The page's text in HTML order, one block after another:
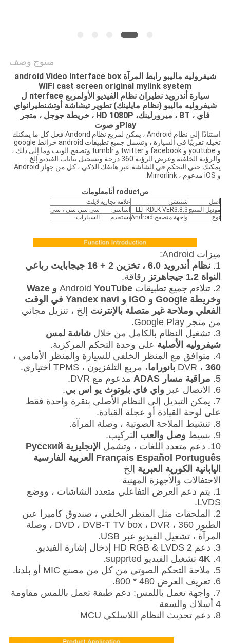
منتوج وصف
شيفروليه ماليبو رابط المرآة android Video Interface box
WIFI cast screen original mylink system
سيارة أندرويدنطيراننظام الفيديو الأولمربع nterface
ل
شيفروليه ماليبو (نظام مايلينك) تطوير تيشاشة أوتشنطيرانواي
فاي ، BT ،
ميرورلينك، HD 1080P ، خريطة جوجل ،
متجر
Play و صوت
استنادًا إلى نظام Android ، يمكن لمربع نظام Andorid فعل كل ما يمكنك
تخيله تقريبًا في السيارة ، وتشمل جميع تطبيقات android خرائط google
و youtube و facebook و twitter و tumblr وتصفح الويب وما إلى ذلك ،
والرؤية الخلفية وعرض الرؤية 360 درجة وتسجيل بيانات الفيديو إلخ.
يمكنك حتى التحكم في الشاشة عبر هاتفك الذكي ، كل من جهاز Android
و iOS مدعوم ، Mirrorlink.
صroduct أنامعلومات
أصل شنتشن علامة تجارية لايلت
موديل المنتج LLT-KDLK-VER3.8.3 اساسي
سي سي سي ، سي
نوع
واجهة متصفح Android يستخدم السيارات
ميزات Android:
1.
نظام أندرويد 6.0 ، تخزين 2 + 16 جيجابايت رباعي
النواة 1.2 جيجاهرتز
رقاقة.
2. تتلاءم جميع تطبيقات Android
YouTube و Waze
وخريطة Google و iGO و Yandex navi في الوقت
الفعلي وملاحة غير متصلة بالإنترنت إلخ ، تنزيل مجاني
من متجر Google Play.
3. تشغيل النظام بالكامل من خلال
شاشة لمس
شيفروليه الأصلية على وحدة التحكم المركزية.
4. متوافق مع المنظر الخلفي للسيارة والمنظر الأمامي ،
DVR ،360 بانوراما
، مربع التلفزيون ، TPMS اختياري.
5. مراقبة مسار ADAS
مدعوم مع DVR.
6. الاتصال عبر
واي فاي بلوتوث يو اس بي.
7. يمكن التبديل إلى النظام الأصلي بنقرة واحدة فقط
على لوحة القيادة أو عجلة القيادة.
8. تنشيط الملاحة الصوتية ، وصلة المرآة.
9. بسيط
وصل والعب التركيب.
10. دعم متعدد اللغات ، وتشمل
الإنجليزية P усский
Français Español Português العربية الفارسية
اليابانية الكورية العبرية إلخ
الاحتفالات والأجهزة المهنية
1. يتم دعم العرض التفاعلي متعدد الشاشات ، ووضع
LVDS.
2. الملحقات مثل المنظر الخلفي ، صندوق كاميرا عين
الطيور 360 ، DVD ، DVB-T TV box ، DVR ، وصلة
المرآة ، تشغيل الفيديو عبر USB.
3. دعم 2 HD RGB & LVDS إدخال إشارة الفيديو.
4.
4Kتشغيل الفيديو supprted.
5. ملاحة التحكم الصوتي من كل من مصنع MIC أو بلدنا.
6. تعريف العرض 480 * 800.
7. واجهة تعمل باللمس: دعم طبقة تعمل باللمس مقاومة
4 أسلاك والسعة
8. دعم تحديث النظام اللاسلكي MCU